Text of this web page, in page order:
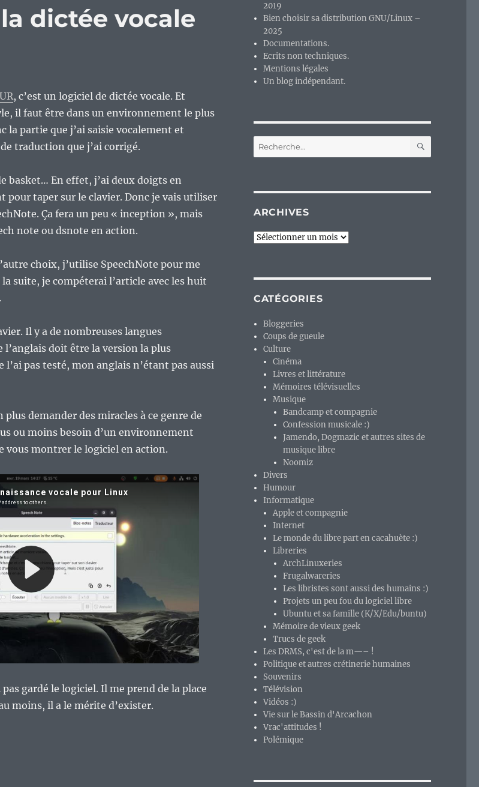
dictée vocale
, c’est un logiciel de dictée vocale. Et
il faut être dans un environnement le plus
la partie que j’ai saisie vocalement et
traduction que j’ai corrigé.
basket… En effet, j’ai deux doigts en
pour taper sur le clavier. Donc je vais utiliser
Ça fera un peu « inception », mais
note ou dsnote en action.
choix, j’utilise SpeechNote pour me
suite, je compéterai l’article avec les huit
Il y a de nombreuses langues
l’anglais doit être la version la plus
pas testé, mon anglais n’étant pas aussi
demander des miracles à ce genre de
ou moins besoin d’un environnement
vous montrer le logiciel en action.
gardé le logiciel. Il me prend de la place
moins, il a le mérite d’exister.
2019
Bien choisir sa distribution GNU/Linux –
2025
Documentations.
Ecrits non techniques.
Mentions légales
Un blog indépendant.
Recherche
pour :
ARCHIVES
Archives
CATÉGORIES
Bloggeries
Coups de gueule
Culture
Cinéma
Livres et littérature
Mémoires télévisuelles
Musique
Bandcamp et compagnie
Confession musicale :)
Jamendo, Dogmazic et autres sites de
musique libre
Noomiz
Divers
Humour
Informatique
Apple et compagnie
Internet
Le monde du libre part en cacahuète :)
Libreries
ArchLinuxeries
Frugalwareries
Les libristes sont aussi des humains :)
Projets un peu fou du logiciel libre
Ubuntu et sa famille (K/X/Edu/buntu)
Mémoire de vieux geek
Trucs de geek
Les DRMS, c'est de la m—– !
Politique et autres crétinerie humaines
Souvenirs
Télévision
Vidéos :)
Vie sur le Bassin d'Arcachon
Vrac'attitudes !
Polémique